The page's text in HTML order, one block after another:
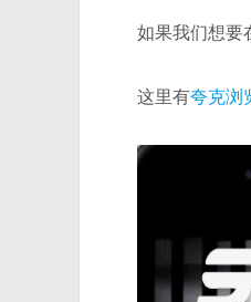
如果我们想要
这里有夸克浏